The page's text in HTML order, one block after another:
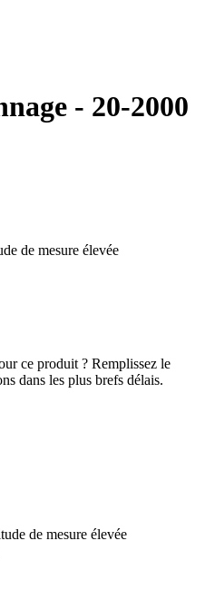
- 20-2000
de mesure élevée
ce produit ? Remplissez le
dans les plus brefs délais.
de mesure élevée